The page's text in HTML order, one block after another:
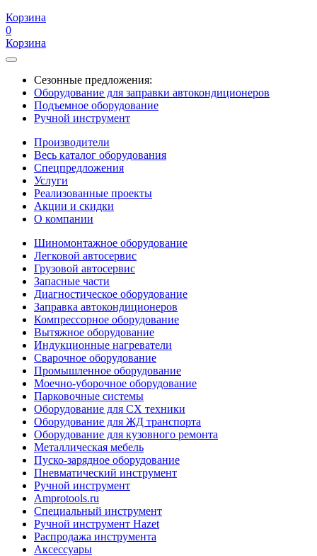
Корзина
0
Корзина
Сезонные предложения:
Оборудование для заправки автокондиционеров
Подъемное оборудование
Ручной инструмент
Производители
Весь каталог оборудования
Спецпредложения
Услуги
Реализованные проекты
Акции и скидки
О компании
Шиномонтажное оборудование
Легковой автосервис
Грузовой автосервис
Запасные части
Диагностическое оборудование
Заправка автокондиционеров
Компрессорное оборудование
Вытяжное оборудование
Индукционные нагреватели
Сварочное оборудование
Промышленное оборудование
Моечно-уборочное оборудование
Парковочные системы
Оборудование для СХ техники
Оборудование для ЖД транспорта
Оборудование для кузовного ремонта
Металлическая мебель
Пуско-зарядное оборудование
Пневматический инструмент
Ручной инструмент
Amprotools.ru
Специальный инструмент
Ручной инструмент Hazet
Распродажа инструмента
Аксессуары